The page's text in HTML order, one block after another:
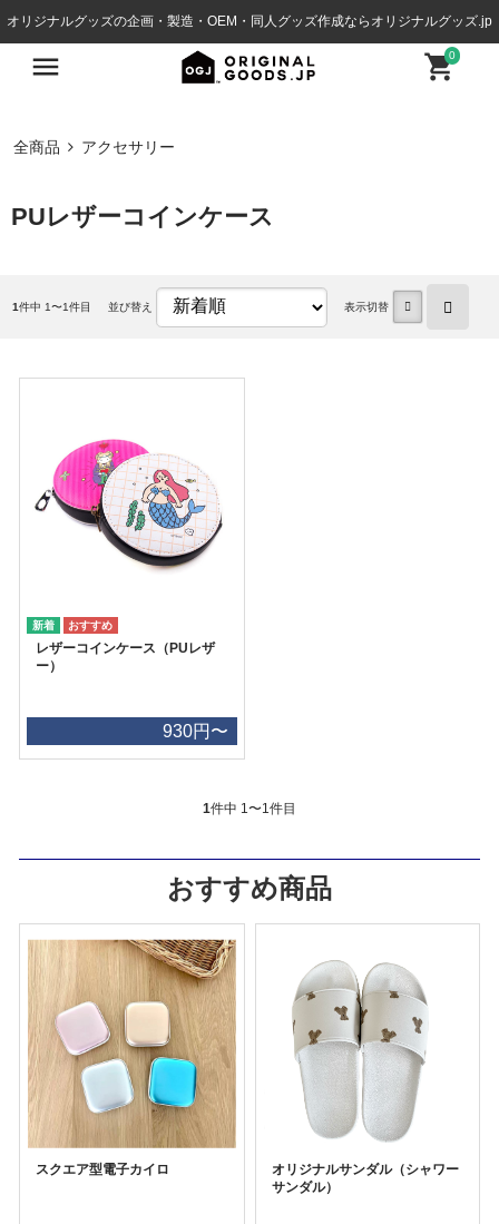
オリジナルグッズの企画・製造・OEM・同人グッズ作成ならオリジナルグッズ.jp
0
全商品 アクセサリー
PUレザーコインケース
1件中 1〜1件目 並び替え 表示切替
レザーコインケース（PUレザ
ー）
930円〜
1件中 1〜1件目
おすすめ商品
スクエア型電子カイロ
オリジナルサンダル（シャワー
サンダル）